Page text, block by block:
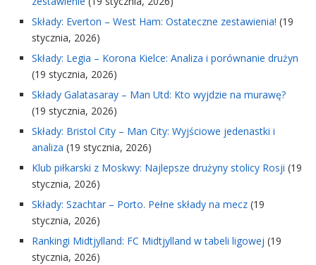
Składy: Everton – West Ham: Ostateczne zestawienia! (19
stycznia, 2026)
Składy: Legia – Korona Kielce: Analiza i porównanie drużyn
(19 stycznia, 2026)
Składy Galatasaray – Man Utd: Kto wyjdzie na murawę?
(19 stycznia, 2026)
Składy: Bristol City – Man City: Wyjściowe jedenastki i
analiza (19 stycznia, 2026)
Klub piłkarski z Moskwy: Najlepsze drużyny stolicy Rosji (19
stycznia, 2026)
Składy: Szachtar – Porto. Pełne składy na mecz (19
stycznia, 2026)
Rankingi Midtjylland: FC Midtjylland w tabeli ligowej (19
stycznia, 2026)